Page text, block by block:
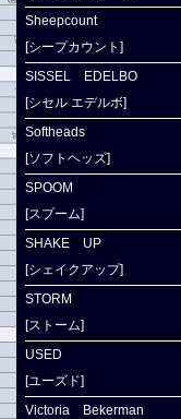
Sheepcount
[シープカウント]
SISSEL EDELBO
[シセル エデルボ]
Softheads
[ソフトヘッズ]
SPOOM
[スプーム]
SHAKE UP
[シェイクアップ]
STORM
[ストーム]
USED
[ユーズド]
Victoria Bekerman